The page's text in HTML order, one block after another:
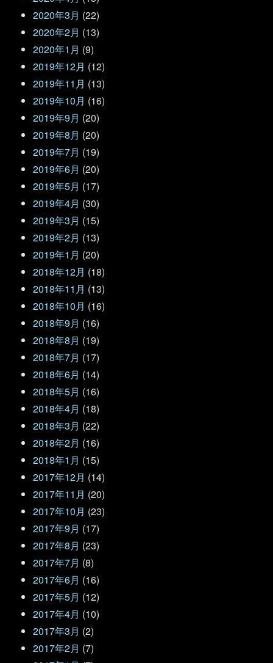
2020年3月 (22)
2020年2月 (13)
2020年1月 (9)
2019年12月 (12)
2019年11月 (13)
2019年10月 (16)
2019年9月 (20)
2019年8月 (20)
2019年7月 (19)
2019年6月 (20)
2019年5月 (17)
2019年4月 (30)
2019年3月 (15)
2019年2月 (13)
2019年1月 (20)
2018年12月 (18)
2018年11月 (13)
2018年10月 (16)
2018年9月 (16)
2018年8月 (19)
2018年7月 (17)
2018年6月 (14)
2018年5月 (16)
2018年4月 (18)
2018年3月 (22)
2018年2月 (16)
2018年1月 (15)
2017年12月 (14)
2017年11月 (20)
2017年10月 (23)
2017年9月 (17)
2017年8月 (23)
2017年7月 (8)
2017年6月 (16)
2017年5月 (12)
2017年4月 (10)
2017年3月 (2)
2017年2月 (7)